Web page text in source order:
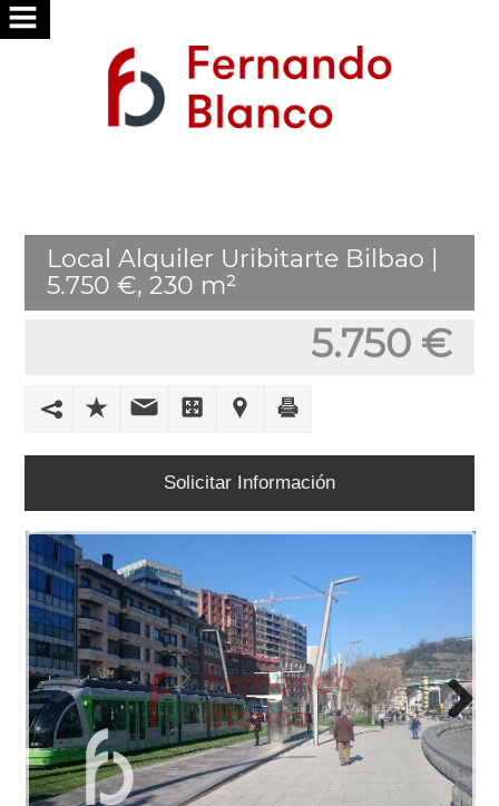
NOSOTROS
BUSCAMOS
POR
VIVIENDA
TRABAJA
NOSOTROS
ENLACES
BLOG
CONTACTO
Local Alquiler Uribitarte Bilbao |
5.750 €, 230 m²
5.750 €
Solicitar Información
Next